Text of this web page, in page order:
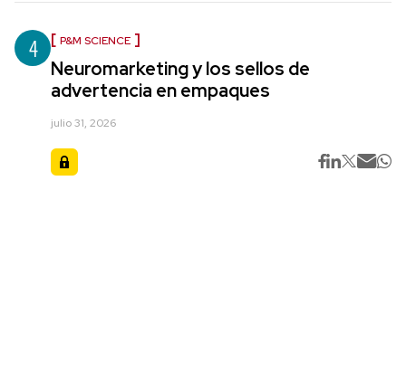
4 P&M SCIENCE
Neuromarketing y los sellos de
advertencia en empaques
julio 31, 2026